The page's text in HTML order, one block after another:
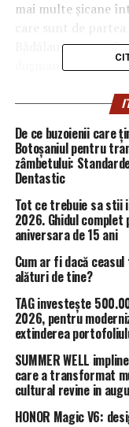
mai multe şicane
care sunt de
Bădălau, au
duşmanii de la
La Giurgiu au fost
Mihai Tudose, fost
Dragnea, dar şi
baron de Olt şi
purtător de mesaje
Ei au ţinut
adversar al lui
a fost acuzat de
municipiului
alegerile, iscându-
“Ne
centru”.
De ce buzoienii care
Botoșaniul pentru
zâmbetului:
Dentastic
Tot ce trebuie sa stii
2026. Ghidul
aniversara de 15 ani
Cum ar fi dacă
alături de tine?
TAG investește
2026, pentru
extinderea
SUMMER WELL
care a transformat
cultural revine in
HONOR Magic V6: